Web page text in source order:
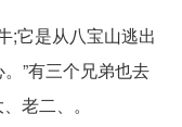
;它是从八宝山逃出
”有三个兄弟也去
老二、。